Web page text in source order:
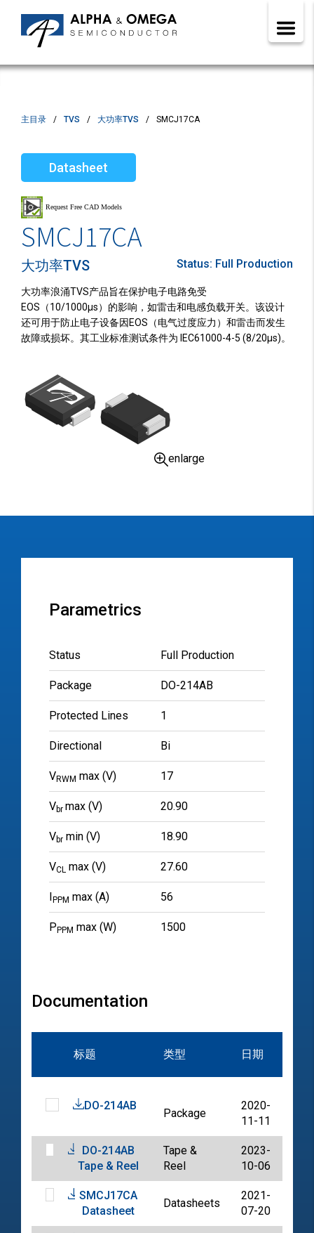
主目录 TVS 大功率TVS SMCJ17CA
Datasheet
SMCJ17CA
大功率TVS Status: Full Production
大功率浪涌TVS产品旨在保护电子电路免受
EOS（10/1000µs）的影响，如雷击和电感负载开关。该设计
还可用于防止电子设备因EOS（电气过度应力）和雷击而发生
故障或损坏。其工业标准测试条件为 IEC61000-4-5 (8/20µs)。
enlarge
Parametrics
Status Full Production
Package DO-214AB
Protected Lines 1
Directional Bi
VRWM max (V) 17
Vbr max (V) 20.90
Vbr min (V) 18.90
VCL max (V) 27.60
PPM max (A) 56
P PPM max (W) 1500
Documentation
标题 类型 日期
DO-214AB
Package
2020-
11-11
DO-214AB
Tape & Reel
Tape &
Reel
2023-
10-06
SMCJ17CA
Datasheet
Datasheets
2021-
07-20